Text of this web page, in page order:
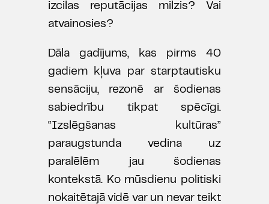
izcilas reputācijas milzis? Vai
atvainosies?
Dāla gadījums, kas pirms 40
gadiem kļuva par starptautisku
sensāciju, rezonē ar šodienas
sabiedrību tikpat spēcīgi.
“Izslēgšanas kultūras”
paraugstunda vedina uz
paralēlēm jau šodienas
kontekstā. Ko mūsdienu politiski
nokaitētajā vidē var un nevar teikt